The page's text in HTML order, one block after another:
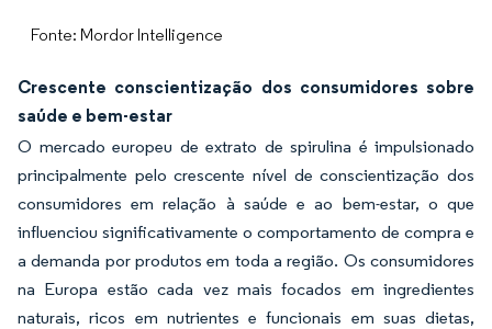
Fonte: Mordor Intelligence
Crescente conscientização dos consumidores sobre
saúde e bem-estar
O mercado europeu de extrato de spirulina é impulsionado
principalmente pelo crescente nível de conscientização dos
consumidores em relação à saúde e ao bem-estar, o que
influenciou significativamente o comportamento de compra e
a demanda por produtos em toda a região. Os consumidores
na Europa estão cada vez mais focados em ingredientes
naturais, ricos em nutrientes e funcionais em suas dietas,